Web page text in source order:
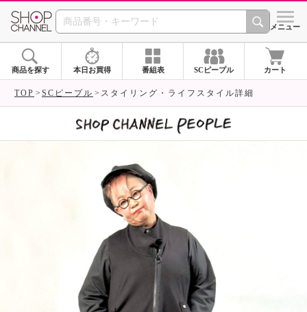
SHOP CHANNEL シメニュー
商品を探す 本日お買得 番組表 SCピープル カート
TOP SCピープル スタイリング・ライフスタイル詳細